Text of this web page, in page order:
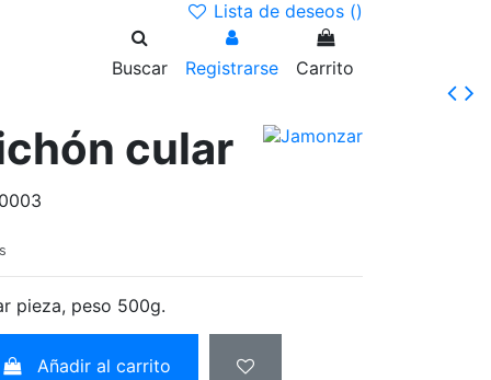
Lista de deseos ()
Buscar Registrarse
Carrito
cular
pieza, peso 500g.
Añadir al carrito